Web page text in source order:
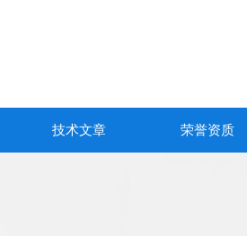
技术文章 荣誉资质